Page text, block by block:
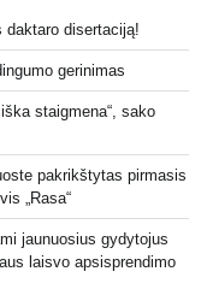
daktaro disertaciją!
gerinimas
staigmena“, sako
pakrikštytas pirmasis
„Rasa“
jaunuosius gydytojus
laisvo apsisprendimo